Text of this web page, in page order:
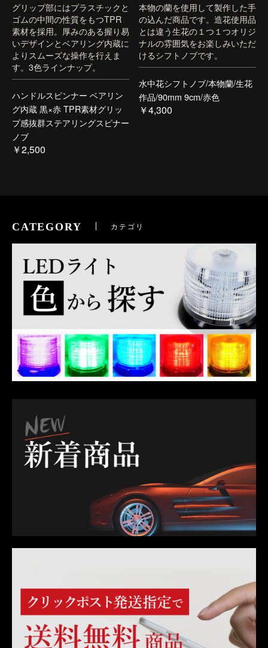
グリップ部にはプラスチックと
ゴムの中間の性質をもつTPR
素材を採用。厚みのある握り易
いデザインとベアリング内蔵に
よりスムーズな操作を行えま
す。3色ラインナップ。
ハンドルスピンナー ベアリン
グ内蔵 黒×赤 TPR素材グリッ
プ感抜群ステアリングスピナー
ノブ
￥2,500
本物の蘭を使用して製作した手
の込んだ商品です。造花使用品
とは違う生花の１つ１つオリジ
ナルの雰囲気をお楽しみいただ
けるシフトノブです。
水中花シフトノブ/本物蘭/生花
作品/90mm 9cm/赤色
￥4,300
CATEGORY カテゴリ